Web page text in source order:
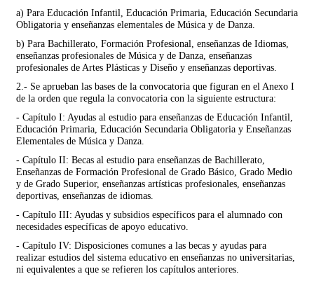
a) Para Educación Infantil, Educación Primaria, Educación Secundaria
Obligatoria y enseñanzas elementales de Música y de Danza.
b) Para Bachillerato, Formación Profesional, enseñanzas de Idiomas,
enseñanzas profesionales de Música y de Danza, enseñanzas
profesionales de Artes Plásticas y Diseño y enseñanzas deportivas.
2.- Se aprueban las bases de la convocatoria que figuran en el Anexo I
de la orden que regula la convocatoria con la siguiente estructura:
- Capítulo I: Ayudas al estudio para enseñanzas de Educación Infantil,
Educación Primaria, Educación Secundaria Obligatoria y Enseñanzas
Elementales de Música y Danza.
- Capítulo II: Becas al estudio para enseñanzas de Bachillerato,
Enseñanzas de Formación Profesional de Grado Básico, Grado Medio
y de Grado Superior, enseñanzas artísticas profesionales, enseñanzas
deportivas, enseñanzas de idiomas.
- Capítulo III: Ayudas y subsidios específicos para el alumnado con
necesidades específicas de apoyo educativo.
- Capítulo IV: Disposiciones comunes a las becas y ayudas para
realizar estudios del sistema educativo en enseñanzas no universitarias,
ni equivalentes a que se refieren los capítulos anteriores.